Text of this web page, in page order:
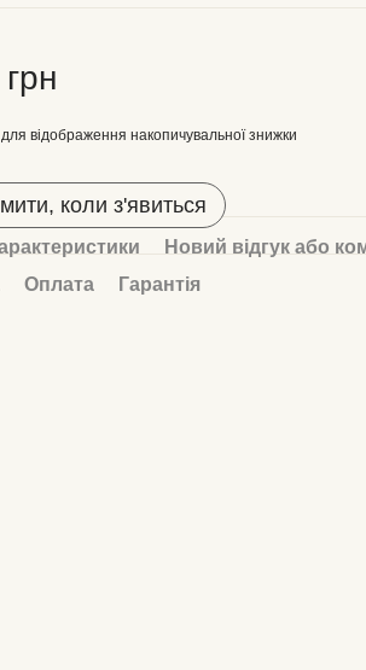
для відображення накопичувальної знижки
коли з'явиться
Новий відгук або
Оплата Гарантія